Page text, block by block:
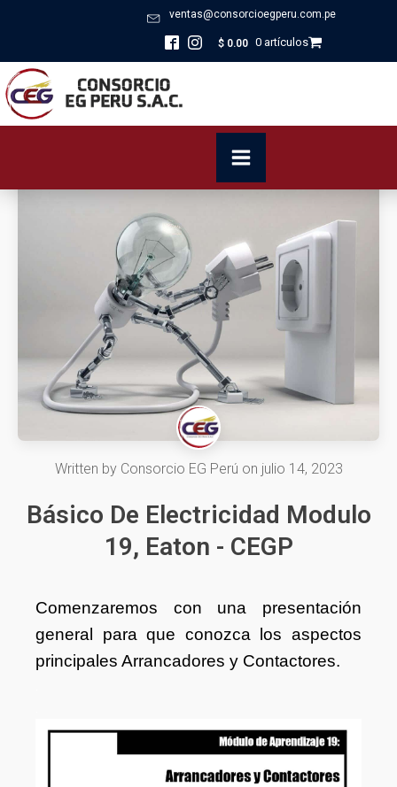
ventas@consorcioegperu.com.pe
$ 0.00 0 artículos
Written by Consorcio EG Perú on julio 14, 2023
Básico De Electricidad Modulo
19, Eaton - CEGP
Comenzaremos con una presentación
general para que conozca los aspectos
principales Arrancadores y Contactores.